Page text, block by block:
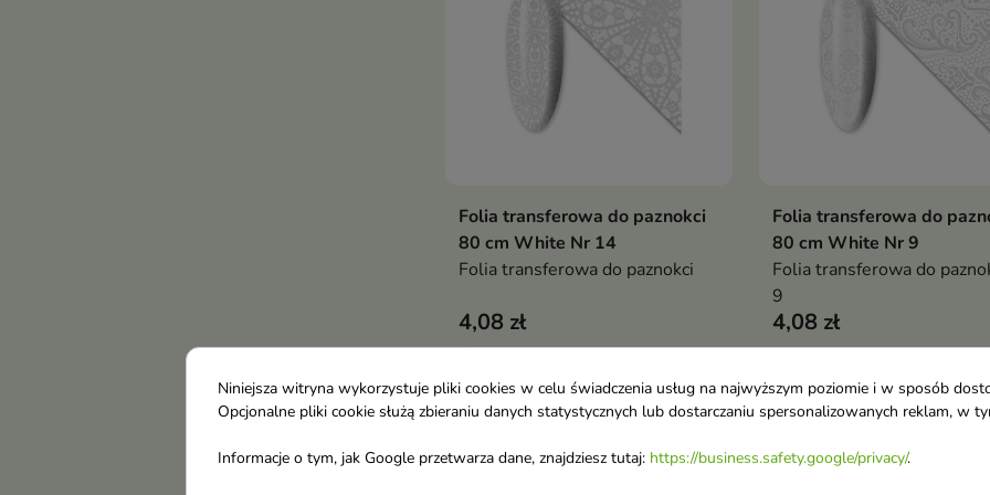
Dodaj do koszyka
Folia transferowa do paznokci
80 cm White Nr 14
Folia transferowa do paznokci
4,08 zł
Dodaj do
Folia transferowa do
80 cm White Nr 9
Folia transferowa do
9
4,08 zł
favorite_border
Niniejsza witryna wykorzystuje pliki cookies w celu świadczenia usług na najwyższym poziomie i w sposób
Opcjonalne pliki cookie służą zbieraniu danych statystycznych lub dostarczaniu spersonalizowanych reklam, w
Informacje o tym, jak Google przetwarza dane, znajdziesz tutaj: https://business.safety.google/privacy/.